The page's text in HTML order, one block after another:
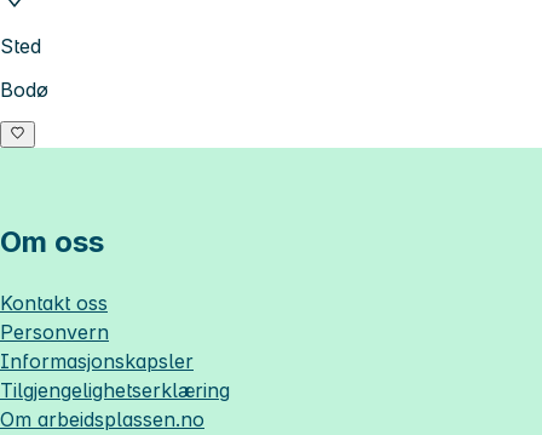
Sted
Bodø
Om oss
Kontakt oss
Personvern
Informasjonskapsler
Tilgjengelighetserklæring
Om arbeidsplassen.no